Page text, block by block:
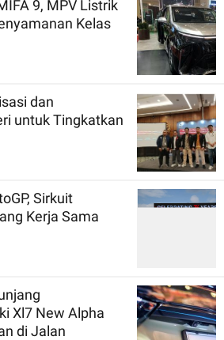
9, MPV Listrik
Kelas
dan
untuk Tingkatkan
Sirkuit
Kerja Sama
Xl7 New Alpha
di Jalan